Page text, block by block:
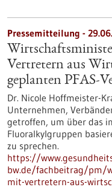
Pressemitteilung -
Vertretern aus
geplanten PFAS-
Dr. Nicole Hoffmeister-
Unternehmen,
getroffen, um über das
Fluoralkylgruppen
zu sprechen.
https://
bw.de/fachbeitrag/pm/
mit-vertretern-aus-